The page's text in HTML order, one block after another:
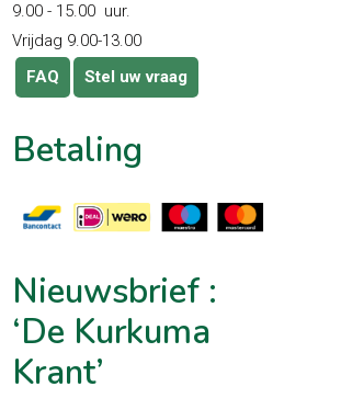
9.00 - 15.00 uur.
Vrijdag 9.00-13.00
FAQ
Stel uw vraag
Betaling
Nieuwsbrief :
‘De Kurkuma
Krant’